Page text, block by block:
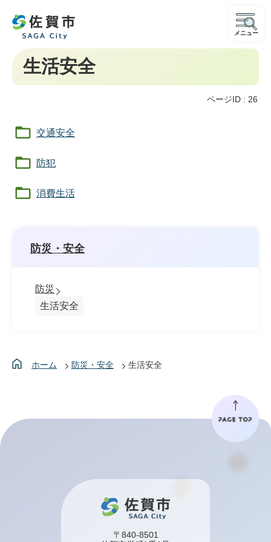
メニュー
生活安全
ページID : 26
交通安全
防犯
消費生活
防災・安全
防災
生活安全
ホーム 防災・安全 生活安全
〒840-8501